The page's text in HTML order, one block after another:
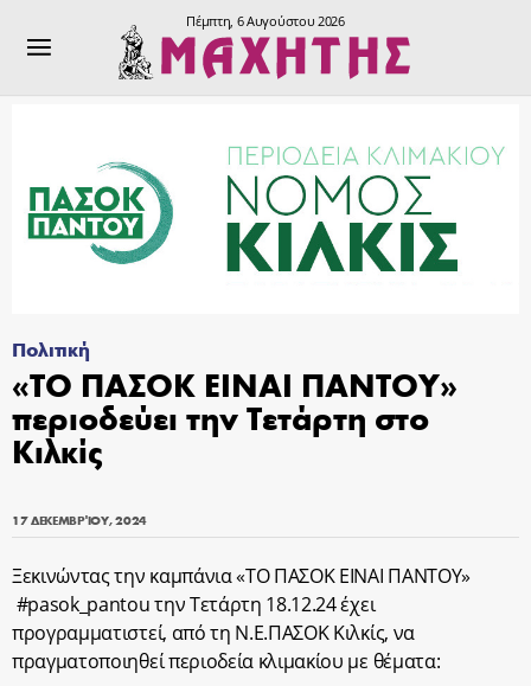
Πέμπτη, 6 Αυγούστου 2026
Πολιτική
«ΤΟ ΠΑΣΟΚ ΕΙΝΑΙ ΠΑΝΤΟΥ»
περιοδεύει την Τετάρτη στο
Κιλκίς
17 ΔΕΚΕΜΒΡΊΟΥ, 2024
Ξεκινώντας την καμπάνια «ΤΟ ΠΑΣΟΚ ΕΙΝΑΙ ΠΑΝΤΟΥ»
#pasok_pantou την Τετάρτη 18.12.24 έχει
προγραμματιστεί, από τη Ν.Ε.ΠΑΣΟΚ Κιλκίς, να
πραγματοποιηθεί περιοδεία κλιμακίου με θέματα: